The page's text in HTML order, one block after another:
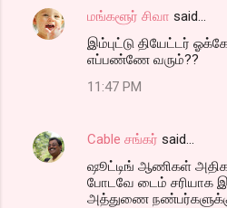
மங்களூர் சிவா said…
இம்புட்டு தியேட்டர்
எப்பண்ணே வரும்??
11:47 PM
Cable சங்கர் said…
ஷூட்டிங் ஆணிகள்
போடவே டைம் சரியாக
அத்துணை